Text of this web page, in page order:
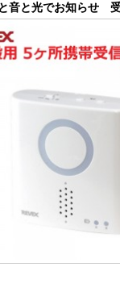
音と光でお知らせ